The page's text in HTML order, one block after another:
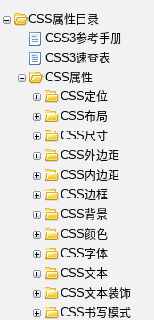
CSS属性目录
CSS3参考手册
CSS3速查表
CSS属性
CSS定位
CSS布局
CSS尺寸
CSS外边距
CSS内边距
CSS边框
CSS背景
CSS颜色
CSS字体
CSS文本
CSS文本装饰
CSS书写模式